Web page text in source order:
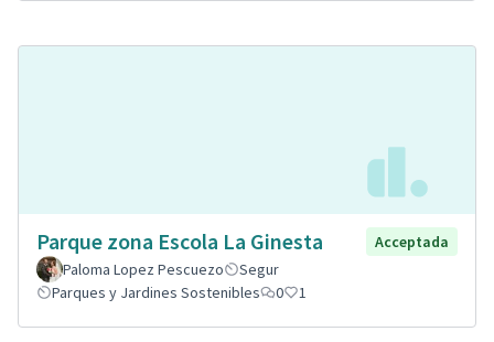
Parque zona Escola La Ginesta
Acceptada
Paloma Lopez Pescuezo
Segur
Parques y Jardines Sostenibles
0 1